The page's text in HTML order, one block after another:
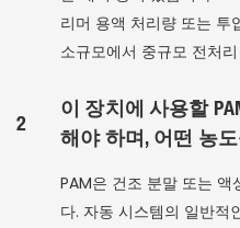
리머 용액 처리량 또는 투
소규모에서 중규모 전처
2
이 장치에 사용할
해야 하며, 어떤 농
PAM은 건조 분말 또는 액
다. 자동 시스템의 일반적